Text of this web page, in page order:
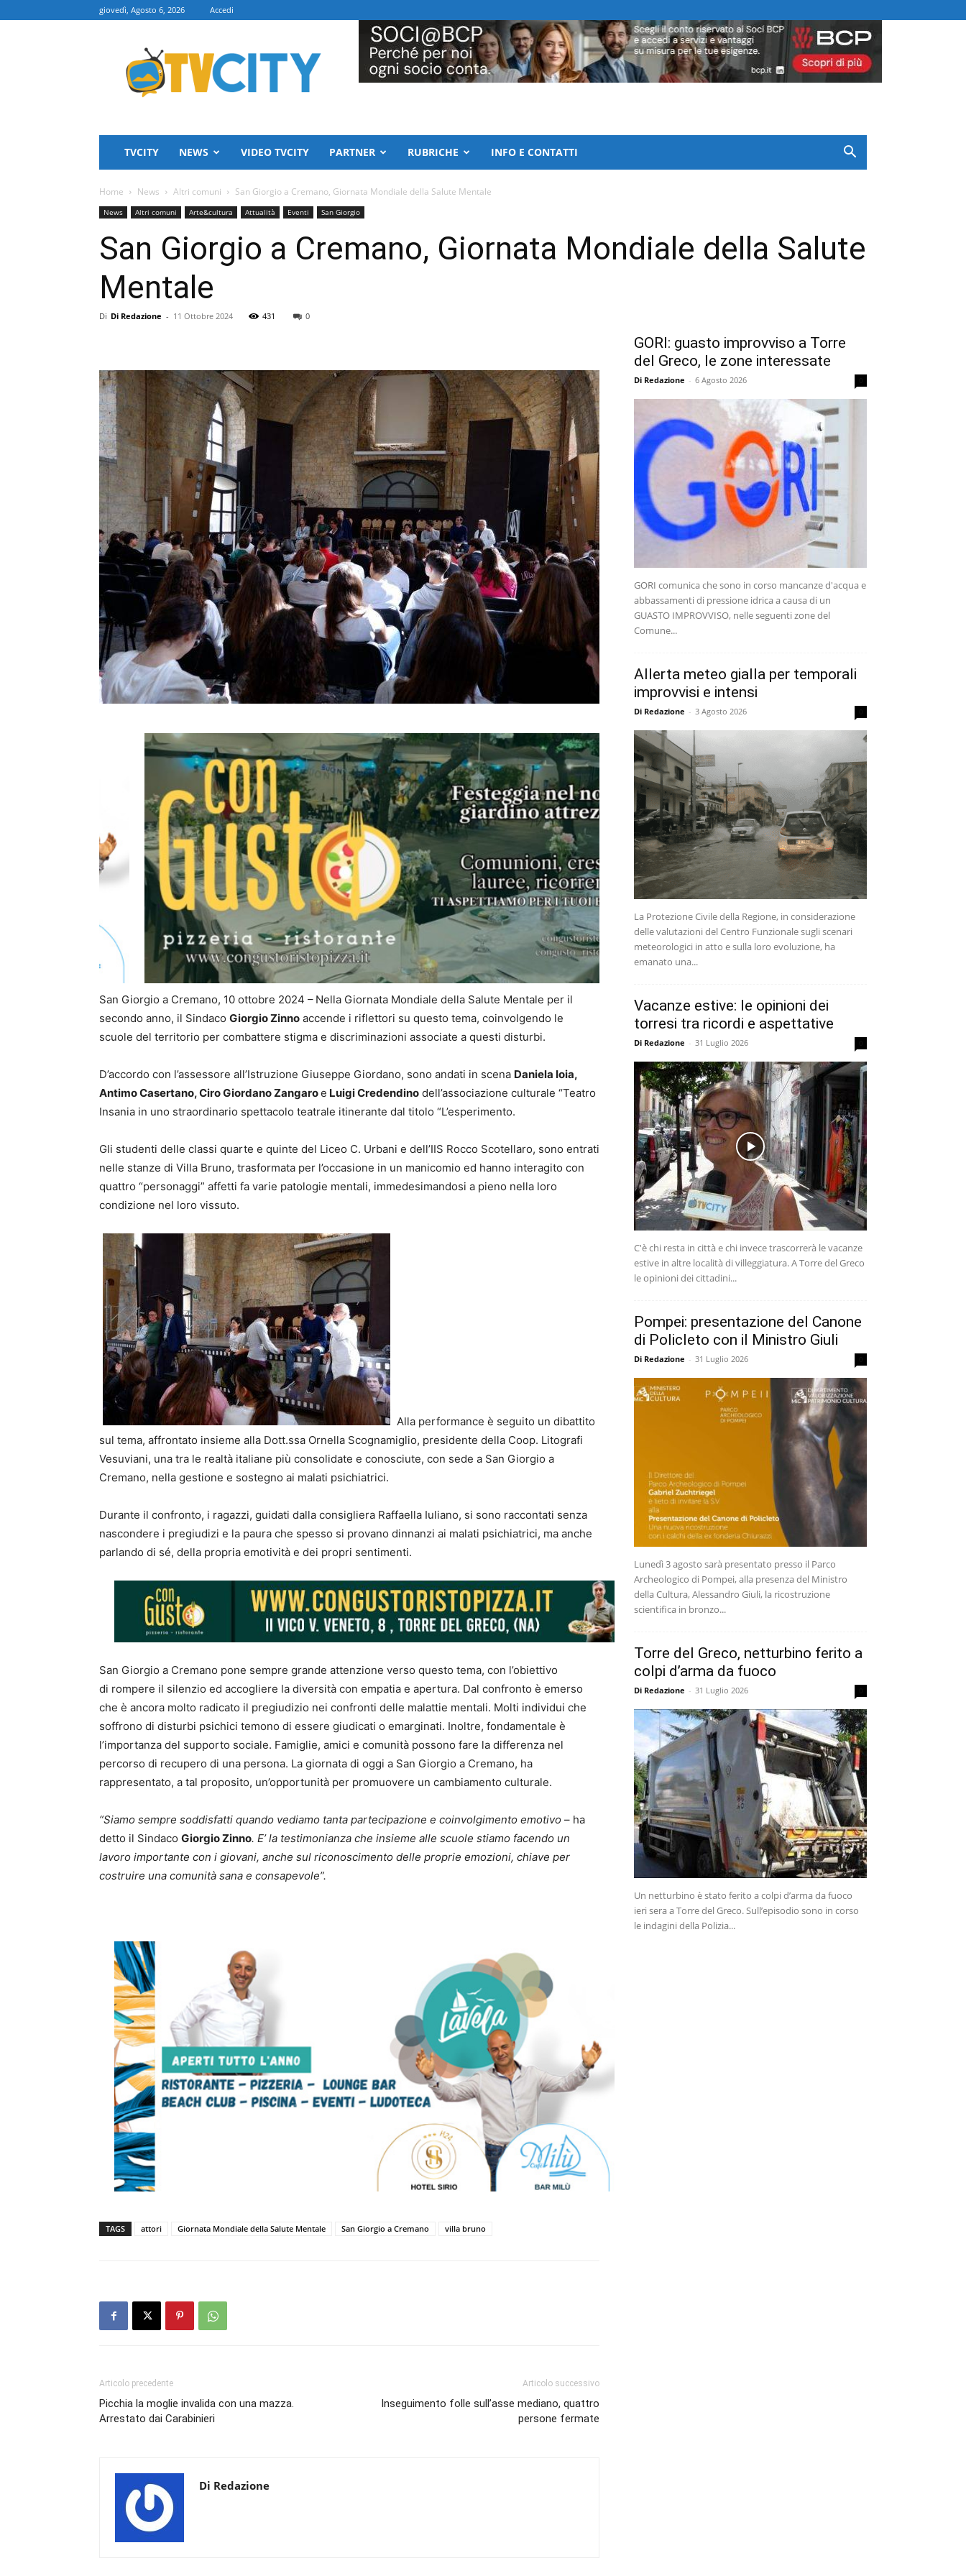
giovedì, Agosto 6, 2026 Accedi
TVCITY
TVCITY NEWS VIDEO TVCITY PARTNER RUBRICHE INFO E CONTATTI
Home News Altri comuni San Giorgio a Cremano, Giornata Mondiale della Salute Mentale
News Altri comuni Arte&cultura Attualità Eventi San Giorgio
San Giorgio a Cremano, Giornata Mondiale della Salute
Mentale
Di Di Redazione - 11 Ottobre 2024 431 0
San Giorgio a Cremano, 10 ottobre 2024 – Nella Giornata Mondiale della Salute Mentale per il
secondo anno, il Sindaco Giorgio Zinno accende i riflettori su questo tema, coinvolgendo le
scuole del territorio per combattere stigma e discriminazioni associate a questi disturbi.
D’accordo con l’assessore all’Istruzione Giuseppe Giordano, sono andati in scena Daniela Ioia,
Antimo Casertano, Ciro Giordano Zangaroe Luigi Credendino dell’associazione culturale “Teatro
Insania in uno straordinario spettacolo teatrale itinerante dal titolo “L’esperimento.
Gli studenti delle classi quarte e quinte del Liceo C. Urbani e dell’IIS Rocco Scotellaro, sono entrati
nelle stanze di Villa Bruno, trasformata per l’occasione in un manicomio ed hanno interagito con
quattro “personaggi” affetti fa varie patologie mentali, immedesimandosi a pieno nella loro
condizione nel loro vissuto.
Alla performance è seguito un dibattito
sul tema, affrontato insieme alla Dott.ssa Ornella Scognamiglio, presidente della Coop. Litografi
Vesuviani, una tra le realtà italiane più consolidate e conosciute, con sede a San Giorgio a
Cremano, nella gestione e sostegno ai malati psichiatrici.
Durante il confronto, i ragazzi, guidati dalla consigliera Raffaella Iuliano, si sono raccontati senza
nascondere i pregiudizi e la paura che spesso si provano dinnanzi ai malati psichiatrici, ma anche
parlando di sé, della propria emotività e dei propri sentimenti.
San Giorgio a Cremano pone sempre grande attenzione verso questo tema, con l’obiettivo
di rompere il silenzio ed accogliere la diversità con empatia e apertura. Dal confronto è emerso
che è ancora molto radicato il pregiudizio nei confronti delle malattie mentali. Molti individui che
soffrono di disturbi psichici temono di essere giudicati o emarginati. Inoltre, fondamentale è
l’importanza del supporto sociale. Famiglie, amici e comunità possono fare la differenza nel
percorso di recupero di una persona. La giornata di oggi a San Giorgio a Cremano, ha
rappresentato, a tal proposito, un’opportunità per promuovere un cambiamento culturale.
“Siamo sempre soddisfatti quando vediamo tanta partecipazione e coinvolgimento emotivo – ha
detto il Sindaco Giorgio Zinno. E’ la testimonianza che insieme alle scuole stiamo facendo un
lavoro importante con i giovani, anche sul riconoscimento delle proprie emozioni, chiave per
costruire una comunità sana e consapevole”.
TAGS attori Giornata Mondiale della Salute Mentale San Giorgio a Cremano villa bruno
Articolo precedente
Picchia la moglie invalida con una mazza.
Arrestato dai Carabinieri
Articolo successivo
Inseguimento folle sull’asse mediano, quattro
persone fermate
Di Redazione
GORI: guasto improvviso a Torre
del Greco, le zone interessate
Di Redazione - 6 Agosto 2026
GORI comunica che sono in corso mancanze d'acqua e
abbassamenti di pressione idrica a causa di un
GUASTO IMPROVVISO, nelle seguenti zone del
Comune...
Allerta meteo gialla per temporali
improvvisi e intensi
Di Redazione - 3 Agosto 2026
La Protezione Civile della Regione, in considerazione
delle valutazioni del Centro Funzionale sugli scenari
meteorologici in atto e sulla loro evoluzione, ha
emanato una...
Vacanze estive: le opinioni dei
torresi tra ricordi e aspettative
Di Redazione - 31 Luglio 2026
C'è chi resta in città e chi invece trascorrerà le vacanze
estive in altre località di villeggiatura. A Torre del Greco
le opinioni dei cittadini...
Pompei: presentazione del Canone
di Policleto con il Ministro Giuli
Di Redazione - 31 Luglio 2026
Lunedì 3 agosto sarà presentato presso il Parco
Archeologico di Pompei, alla presenza del Ministro
della Cultura, Alessandro Giuli, la ricostruzione
scientifica in bronzo...
Torre del Greco, netturbino ferito a
colpi d’arma da fuoco
Di Redazione - 31 Luglio 2026
Un netturbino è stato ferito a colpi d’arma da fuoco
ieri sera a Torre del Greco. Sull’episodio sono in corso
le indagini della Polizia...